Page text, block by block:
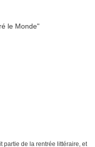
partie de la rentrée littéraire, et